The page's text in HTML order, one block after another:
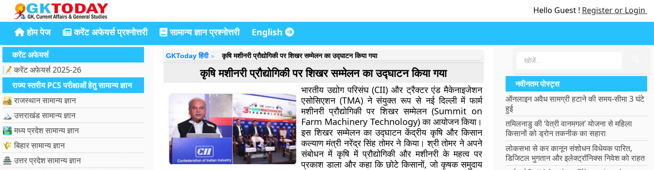
Hello Guest ! Register or Login
होम पेज करेंट अफेयर्स प्रश्नोत्तरी सामान्य ज्ञान प्रश्नोत्तरी English
करेंट अफेयर्स
📝 करेंट अफेयर्स 2025-26
राज्य स्तरीय PCS परीक्षाओं हेतु सामान्य ज्ञान
🏜️ राजस्थान सामान्य ज्ञान
🏔️ उत्तराखंड सामान्य ज्ञान
🏞️ मध्य प्रदेश सामान्य ज्ञान
🌾 बिहार सामान्य ज्ञान
🏯 उत्तर प्रदेश सामान्य ज्ञान
GKToday हिंदी कृषि मशीनरी प्रौद्योगिकी पर शिखर सम्मेलन का उद्घाटन किया गया
कृषि मशीनरी प्रौद्योगिकी पर शिखर सम्मेलन का उद्घाटन किया गया
भारतीय उद्योग परिसंघ (CII) और ट्रैक्टर एंड मैकेनाइजेशन
एसोसिएशन (TMA) ने संयुक्त रूप से नई दिल्ली में फार्म
मशीनरी प्रौद्योगिकी पर शिखर सम्मेलन (Summit on
Farm Machinery Technology) का आयोजन किया।
इस शिखर सम्मेलन का उद्घाटन केंद्रीय कृषि और किसान
कल्याण मंत्री नरेंद्र सिंह तोमर ने किया। श्री तोमर ने अपने
संबोधन में कृषि में प्रौद्योगिकी और मशीनरी के महत्व पर
प्रकाश डाला और कहा कि छोटे किसानों, जो कृषक समुदाय
नवीनतम पोस्ट्स
ऑनलाइन अवैध सामग्री हटाने की समय-सीमा 3 घंटे
हुई
तमिलनाडु की ‘वेत्री वानमगल’ योजना से महिला
किसानों को ड्रोन तकनीक का सहारा
लोकसभा से कर कानून संशोधन विधेयक पारित,
डिजिटल भुगतान और इलेक्ट्रॉनिक्स निवेश को राहत